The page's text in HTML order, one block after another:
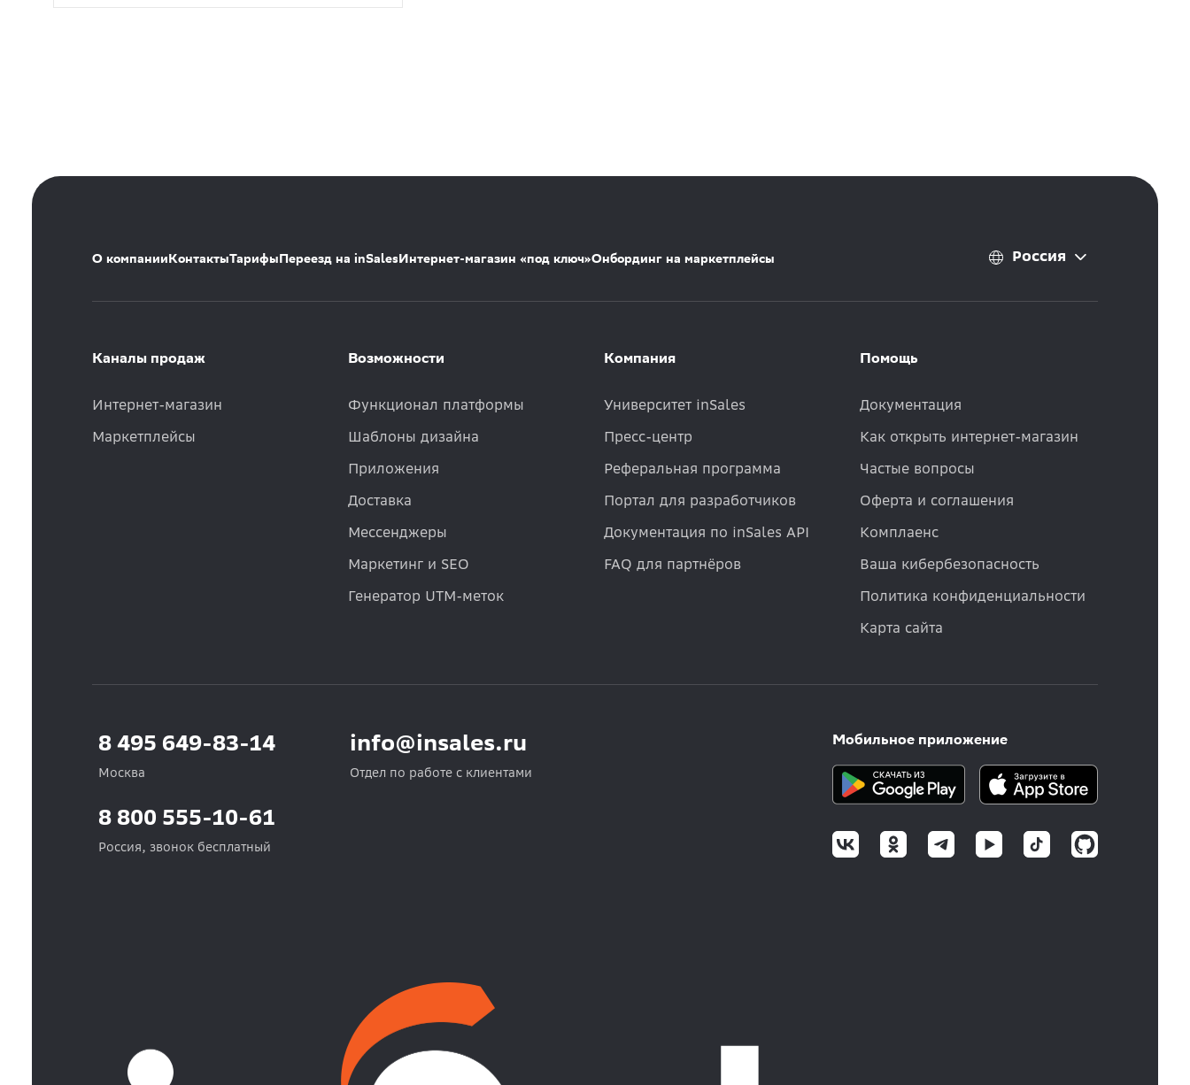
О компанииКонтактыТарифыПереезд на inSalesИнтернет-магазин «под ключ»Онбординг на маркетплейсы Россия
Каналы продаж
Интернет-магазин
Маркетплейсы
Возможности
Функционал платформы
Шаблоны дизайна
Приложения
Доставка
Мессенджеры
Маркетинг и SEO
Генератор UTM-меток
Компания
Университет inSales
Пресс-центр
Реферальная программа
Портал для разработчиков
Документация по inSales API
FAQ для партнёров
Помощь
Документация
Как открыть интернет-магазин
Частые вопросы
Оферта и соглашения
Комплаенс
Ваша кибербезопасность
Политика конфиденциальности
Карта сайта
8 495 649-83-14
Москва
info@insales.ru
Отдел по работе с клиентами
8 800 555-10-61
Россия, звонок бесплатный
Мобильное приложение